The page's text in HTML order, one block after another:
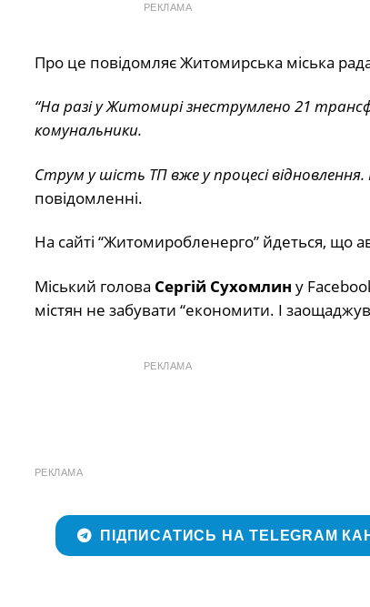
РЕКЛАМА
Про це повідомляє Житомирська міська
“На разі у Житомирі знеструмлено 21
комунальники.
Струм у шість ТП вже у процесі
повідомленні.
На сайті “Житомиробленерго” йдеться, що
Міський голова Сергій Сухомлин у
містян не забувати “економити. І
РЕКЛАМА
РЕКЛАМА
ПІДПИСАТИСЬ НА TELEGRAM